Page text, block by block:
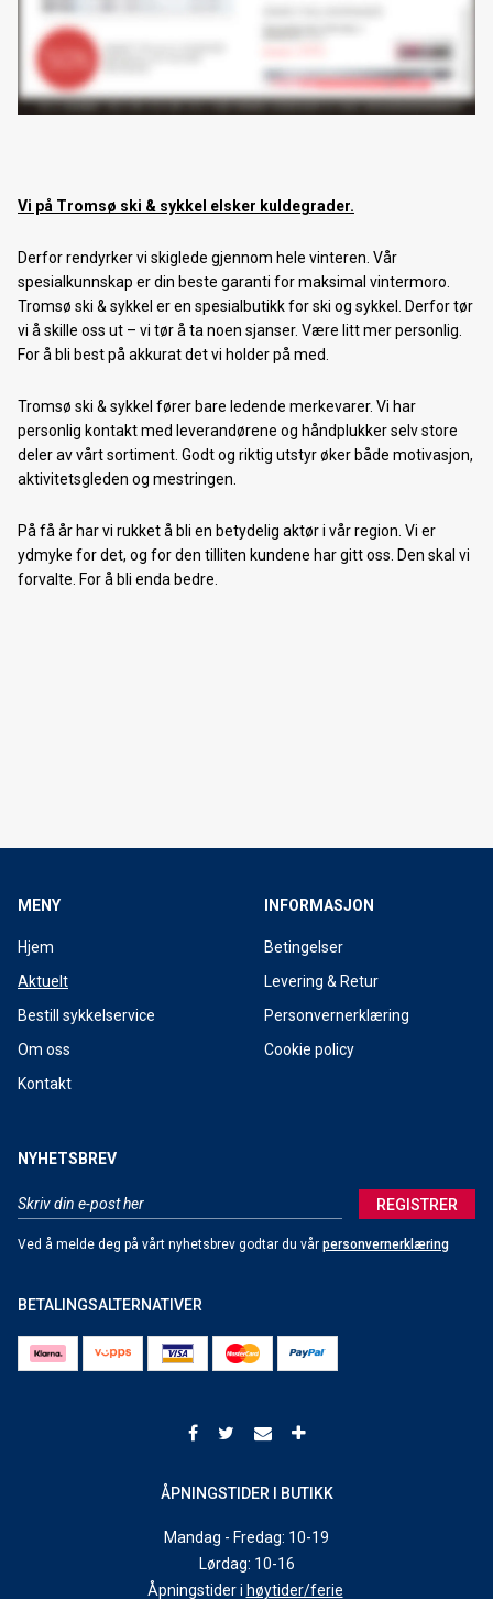
Vi på Tromsø ski & sykkel elsker kuldegrader.
Derfor rendyrker vi skiglede gjennom hele vinteren. Vår
spesialkunnskap er din beste garanti for maksimal vintermoro.
Tromsø ski & sykkel er en spesialbutikk for ski og sykkel. Derfor tør
vi å skille oss ut – vi tør å ta noen sjanser. Være litt mer personlig.
For å bli best på akkurat det vi holder på med.
Tromsø ski & sykkel fører bare ledende merkevarer. Vi har
personlig kontakt med leverandørene og håndplukker selv store
deler av vårt sortiment. Godt og riktig utstyr øker både motivasjon,
aktivitetsgleden og mestringen.
På få år har vi rukket å bli en betydelig aktør i vår region. Vi er
ydmyke for det, og for den tilliten kundene har gitt oss. Den skal vi
forvalte. For å bli enda bedre.
MENY
Hjem
Aktuelt
Bestill sykkelservice
Om oss
Kontakt
INFORMASJON
Betingelser
Levering & Retur
Personvernerklæring
Cookie policy
NYHETSBREV
REGISTRER
Ved å melde deg på vårt nyhetsbrev godtar du vår personvernerklæring
BETALINGSALTERNATIVER
ÅPNINGSTIDER I BUTIKK
Mandag - Fredag: 10-19
Lørdag: 10-16
Åpningstider i høytider/ferie